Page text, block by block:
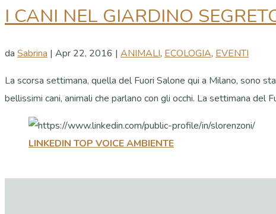
I CANI NEL GIARDINO
da Sabrina | Apr 22, 2016 | ANIMALI, ECOLOGIA, EVENTI
La scorsa settimana, quella del Fuori Salone qui a Milano, sono
bellissimi cani, animali che parlano con gli occhi. La settimana del
LINKEDIN TOP VOICE AMBIENTE